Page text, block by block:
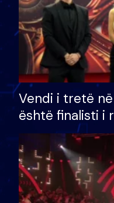
Vendi i tretë
është finalisti i